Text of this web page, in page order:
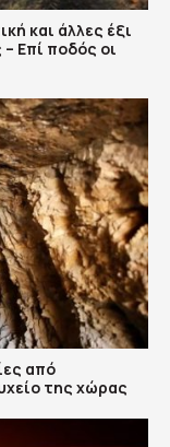
και άλλες έξι
Επί ποδός οι
από
της χώρας